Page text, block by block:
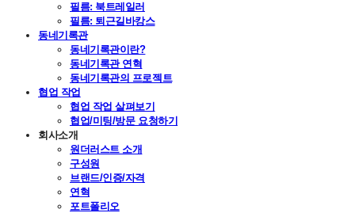
필름: 북트레일러
필름: 퇴근길바캉스
동네기록관
동네기록관이란?
동네기록관 연혁
동네기록관의 프로젝트
협업 작업
협업 작업 살펴보기
협업/미팅/방문 요청하기
회사소개
원더러스트 소개
구성원
브랜드/인증/자격
연혁
포트폴리오